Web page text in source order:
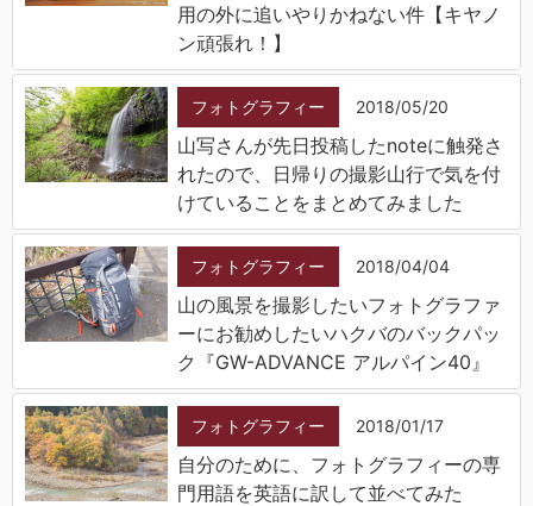
用の外に追いやりかねない件【キヤノ
ン頑張れ！】
フォトグラフィー 2018/05/20
山写さんが先日投稿したnoteに触発さ
れたので、日帰りの撮影山行で気を付
けていることをまとめてみました
フォトグラフィー 2018/04/04
山の風景を撮影したいフォトグラファ
ーにお勧めしたいハクバのバックパッ
ク『GW-ADVANCE アルパイン40』
フォトグラフィー 2018/01/17
自分のために、フォトグラフィーの専
門用語を英語に訳して並べてみた